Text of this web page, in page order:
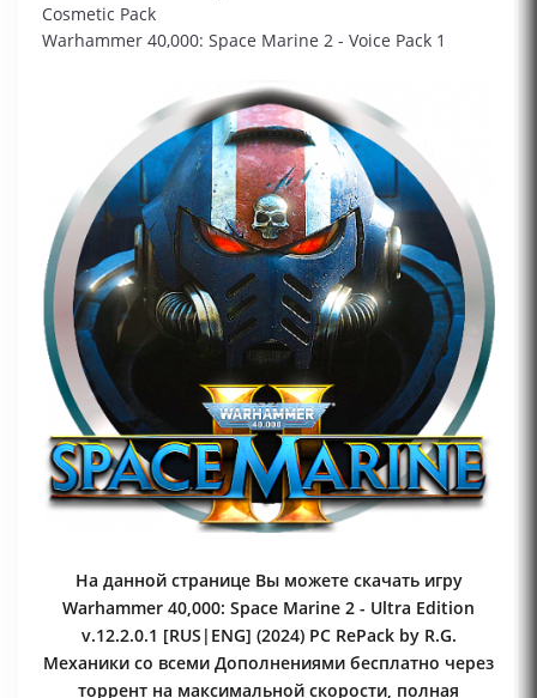
Cosmetic Pack
Warhammer 40,000: Space Marine 2 - Voice Pack 1
На данной странице Вы можете скачать игру
Warhammer 40,000: Space Marine 2 - Ultra Edition
v.12.2.0.1 [RUS|ENG] (2024) PC RePack by R.G.
Механики со всеми Дополнениями бесплатно через
торрент на максимальной скорости, полная